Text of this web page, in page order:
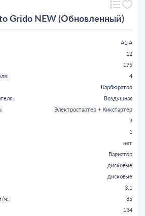
Grido NEW (Обновленный)
A1,A
12
175
4
Карбюратор
Воздушная
Электростартер + Кикстартер
9
1
нет
Вариатор
дисковые
дисковые
3,1
ч:
85
134